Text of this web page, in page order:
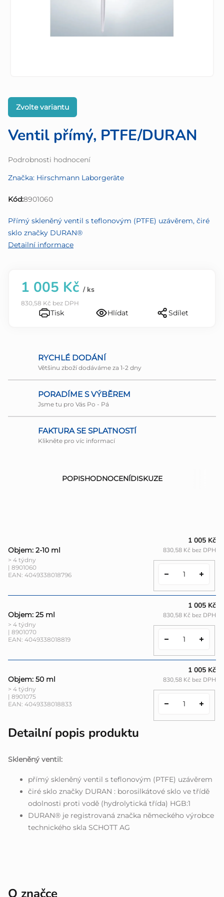
Ventil přímý, PTFE/DURAN
Průměrné
produktu
0,0
Podrobnosti hodnocení
Značka: Hirschmann Laborgeräte
Kód:8901060
Zvolte variantu
Přímý skleněný ventil s teflonovým (PTFE) uzávěrem, čiré
sklo značky DURAN®
Detailní informace
1 005 Kč / ks
830,58 Kč bez DPH
Tisk Hlídat Sdílet
RYCHLÉ DODÁNÍ
Většinu zboží dodáváme za 1-2 dny
PORADÍME S VÝBĚREM
Jsme tu pro Vás Po - Pá
FAKTURA SE SPLATNOSTÍ
Klikněte pro víc informací
POPISHODNOCENÍDISKUZE
Objem: 2-10 ml
> 4 týdny
| 8901060
EAN: 4049338018796
1 005 Kč
830,58 Kč bez DPH
Objem: 25 ml
> 4 týdny
| 8901070
EAN: 4049338018819
1 005 Kč
830,58 Kč bez DPH
Objem: 50 ml
> 4 týdny
| 8901075
EAN: 4049338018833
1 005 Kč
830,58 Kč bez DPH
Detailní popis produktu
Skleněný ventil:
přímý skleněný ventil s teflonovým (PTFE) uzávěrem
čiré sklo značky DURAN : borosilkátové sklo ve třídě
odolnosti proti vodě (hydrolytická třída) HGB:1
DURAN® je registrovaná značka německého výrobce
technického skla SCHOTT AG
O značce